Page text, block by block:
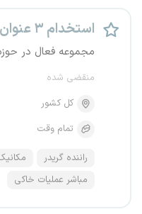
استخدام ۳ عنوان شغلی
مجموعه فعال در
منقضی شده
کل کشور
تمام وقت
راننده گریدر
مباشر عملیات خاکی